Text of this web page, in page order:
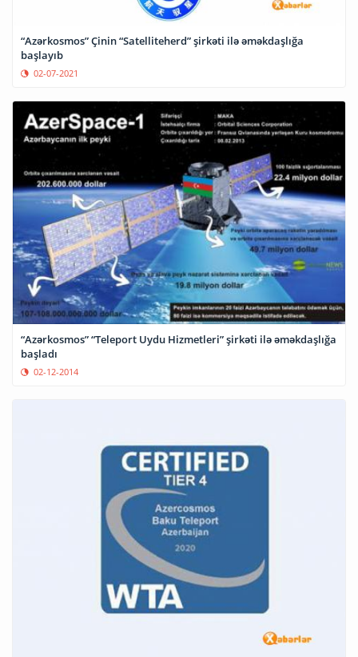
“Azərkosmos” Çinin “Satelliteherd” şirkəti ilə əməkdaşlığa
başlayıb
02-07-2021
“Azərkosmos” “Teleport Uydu Hizmetleri” şirkəti ilə əməkdaşlığa
başladı
02-12-2014